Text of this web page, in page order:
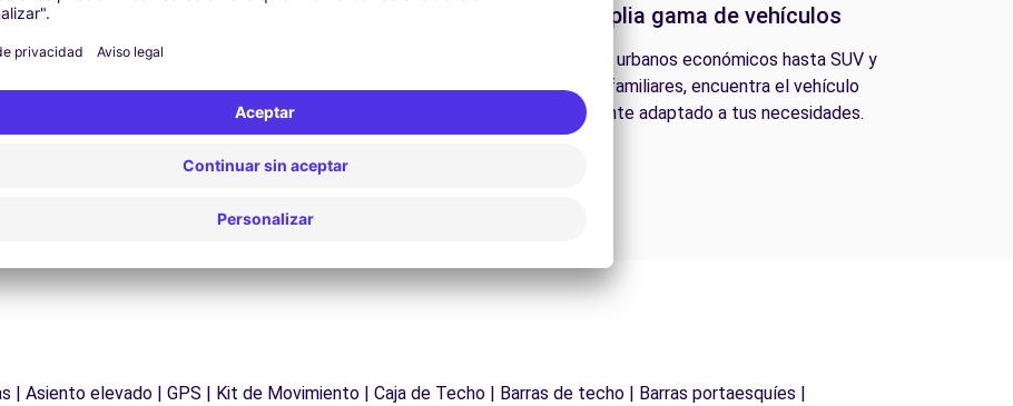
¿Problemas en la carretera? Nuestro servicio de
asistencia está disponible en cualquier momento
para garantizar un viaje sin interrupciones.
Una amplia gama de vehículos
Desde coches urbanos económicos hasta SUV y
furgonetas familiares, encuentra el vehículo
perfectamente adaptado a tus necesidades.
Asiento elevado | GPS | Kit de Movimiento | Caja de Techo | Barras de techo | Barras portaesquíes |